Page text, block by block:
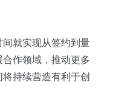
就实现从签约到量
作领域，推动更多
持续营造有利于创